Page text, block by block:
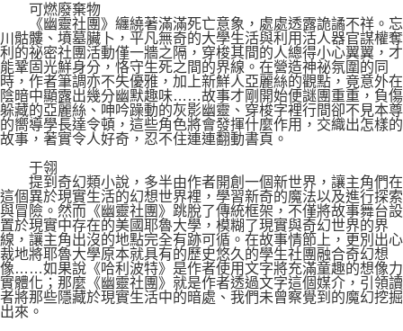
可燃廢棄物
《幽靈社團》纏繞著滿滿死亡意象，處處透露詭譎不祥。忘
川骷髏、墳墓臟卜，平凡無奇的大學生活與利用活人器官謀權奪
利的祕密社團活動僅一牆之隔，穿梭其間的人總得小心翼翼，才
能鞏固光鮮身分，恪守生死之間的界線。在營造神祕氛圍的同
時，作者筆調亦不失優雅，加上新鮮人亞麗絲的觀點，竟意外在
陰暗中顯露出幾分幽默趣味……故事才剛開始便謎團重重，負傷
躲藏的亞麗絲、呻吟躁動的灰影幽靈、穿梭字裡行間卻不見本尊
的嚮導學長達令頓，這些角色將會發揮什麼作用，交織出怎樣的
故事，著實令人好奇，忍不住連連翻動書頁。
于翎
提到奇幻類小說，多半由作者開創一個新世界，讓主角們在
這個異於現實生活的幻想世界裡，學習新奇的魔法以及進行探索
與冒險。然而《幽靈社團》跳脫了傳統框架，不僅將故事舞台設
置於現實中存在的美國耶魯大學，模糊了現實與奇幻世界的界
線，讓主角出沒的地點完全有跡可循。在故事情節上，更別出心
裁地將耶魯大學原本就具有的歷史悠久的學生社團融合奇幻想
像……如果說《哈利波特》是作者使用文字將充滿童趣的想像力
實體化；那麼《幽靈社團》就是作者透過文字這個媒介，引領讀
者將那些隱藏於現實生活中的暗處、我們未曾察覺到的魔幻挖掘
出來。